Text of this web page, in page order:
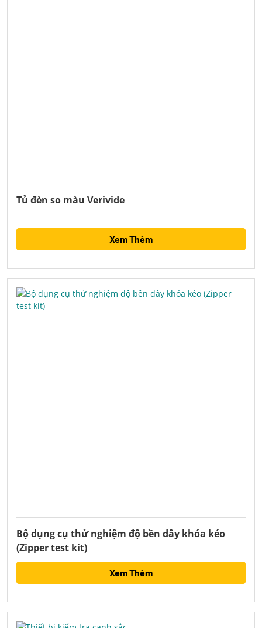
Tủ đèn so màu Verivide
Xem Thêm
Bộ dụng cụ thử nghiệm độ bền dây khóa kéo
(Zipper test kit)
Xem Thêm